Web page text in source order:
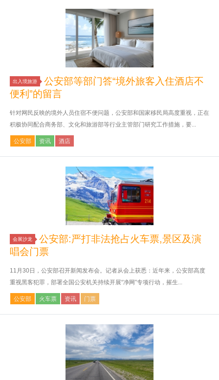
出入境旅游
公安部等部门答“境外旅客入住酒店不
便利”的留言
针对网民反映的境外人员住宿不便问题，公安部和国家移民局高度重视，正在
积极协同配合商务部、文化和旅游部等行业主管部门研究工作措施，要...
公安部 资讯 酒店
会展沙龙
公安部:严打非法抢占火车票,景区及演
唱会门票
11月30日，公安部召开新闻发布会。记者从会上获悉：近年来，公安部高度
重视黑客犯罪，部署全国公安机关持续开展“净网”专项行动，摧生...
公安部 火车票 资讯 门票